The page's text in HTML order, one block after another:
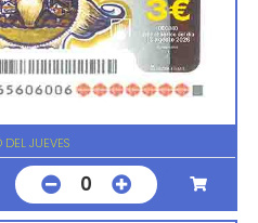
DEL JUEVES
0